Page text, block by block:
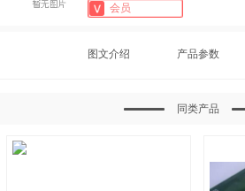
会员
图文介绍 产品参数
同类产品